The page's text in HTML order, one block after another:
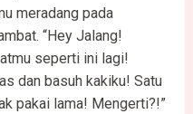
meradang pada
“Hey Jalang!
seperti ini lagi!
dan basuh kakiku! Satu
pakai lama! Mengerti?!”